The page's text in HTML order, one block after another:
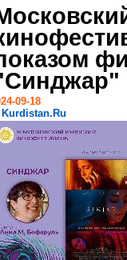
09-18
Kurdistan.Ru